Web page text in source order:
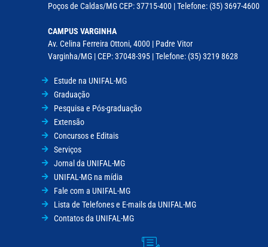
Poços de Caldas/MG CEP: 37715-400 | Telefone: (35) 3697-4600
CAMPUS VARGINHA
Av. Celina Ferreira Ottoni, 4000 | Padre Vitor
Varginha/MG | CEP: 37048-395 | Telefone: (35) 3219 8628
Estude na UNIFAL-MG
Graduação
Pesquisa e Pós-graduação
Extensão
Concursos e Editais
Serviços
Jornal da UNIFAL-MG
UNIFAL-MG na mídia
Fale com a UNIFAL-MG
Lista de Telefones e E-mails da UNIFAL-MG
Contatos da UNIFAL-MG